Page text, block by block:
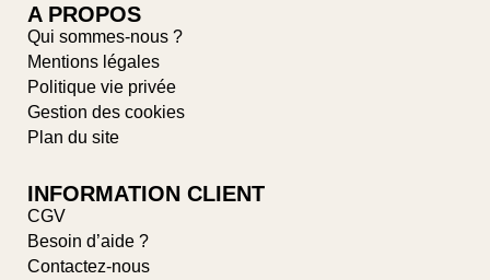
A PROPOS
Qui sommes-nous ?
Mentions légales
Politique vie privée
Gestion des cookies
Plan du site
INFORMATION CLIENT
CGV
Besoin d’aide ?
Contactez-nous